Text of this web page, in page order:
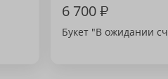
6 700₽
Букет "В ожидании